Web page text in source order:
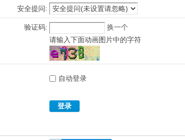
安全提问:
验证码:
换一个
请输入下面动画图片中的字符
自动登录
登录